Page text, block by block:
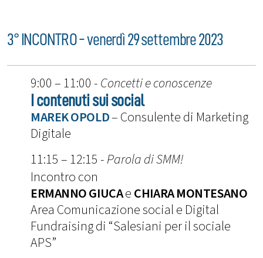
3° INCONTRO - venerdì 29 settembre 2023
9:00 – 11:00 -Concetti e conoscenze
I contenuti sui social
MAREK OPOLD– Consulente di Marketing
Digitale
11:15 – 12:15 -Parola di SMM!
Incontro con
ERMANNO GIUCAeCHIARA MONTESANO
Area Comunicazione social e Digital
Fundraising di “Salesiani per il sociale
APS”